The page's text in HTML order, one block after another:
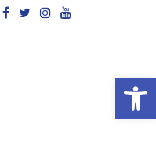
Barra de Ferramentas Aberta